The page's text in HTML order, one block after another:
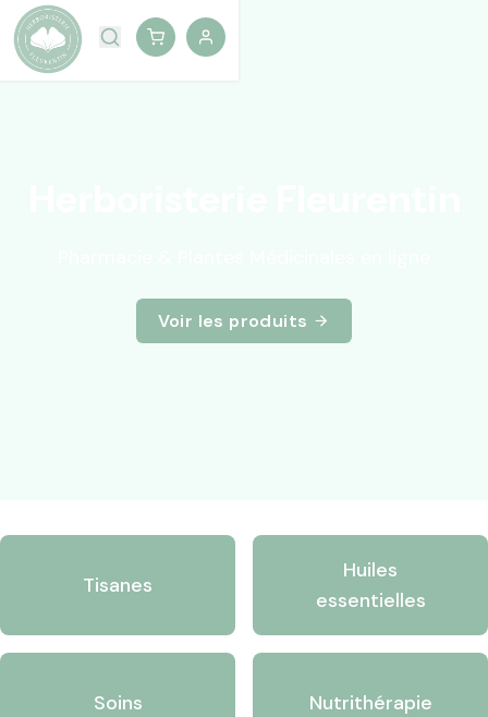
Voir les produits
Tisanes
Huiles
essentielles
Soins Nutrithérapie